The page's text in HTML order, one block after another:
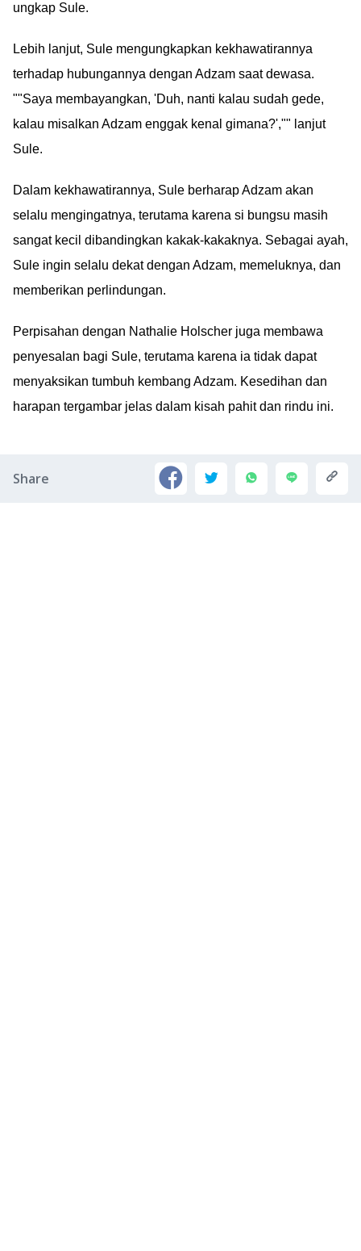
ungkap Sule.
Lebih lanjut, Sule mengungkapkan kekhawatirannya
terhadap hubungannya dengan Adzam saat dewasa.
""Saya membayangkan, 'Duh, nanti kalau sudah gede,
kalau misalkan Adzam enggak kenal gimana?',"" lanjut
Sule.
Dalam kekhawatirannya, Sule berharap Adzam akan
selalu mengingatnya, terutama karena si bungsu masih
sangat kecil dibandingkan kakak-kakaknya. Sebagai ayah,
Sule ingin selalu dekat dengan Adzam, memeluknya, dan
memberikan perlindungan.
Perpisahan dengan Nathalie Holscher juga membawa
penyesalan bagi Sule, terutama karena ia tidak dapat
menyaksikan tumbuh kembang Adzam. Kesedihan dan
harapan tergambar jelas dalam kisah pahit dan rindu ini.
Share